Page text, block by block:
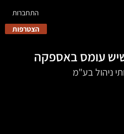
התחברות
הצטרפות
עומס באספקה
ניהול בע"מ